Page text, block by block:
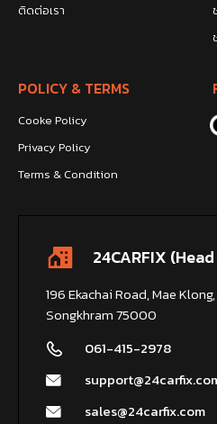
ติดต่อเรา
POLICY & TERMS
Cooke Policy
Privacy Policy
Terms & Condition
24CARFIX
196 Ekachai Road, Mae
Songkhram 75000
061-415-2978
sales@24carfix.com